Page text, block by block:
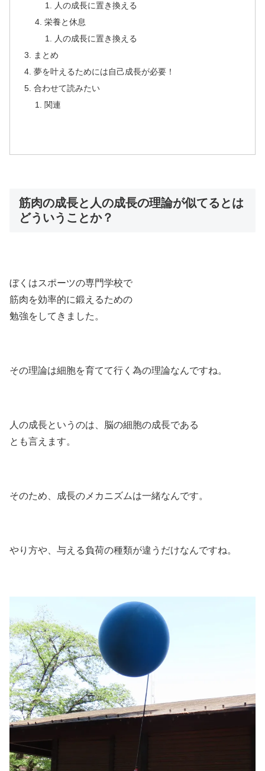
人の成長に置き換える
栄養と休息
人の成長に置き換える
まとめ
夢を叶えるためには自己成長が必要！
合わせて読みたい
関連
筋肉の成長と人の成長の理論が似てるとは
どういうことか？
ぼくはスポーツの専門学校で
筋肉を効率的に鍛えるための
勉強をしてきました。
その理論は細胞を育てて行く為の理論なんですね。
人の成長というのは、脳の細胞の成長である
とも言えます。
そのため、成長のメカニズムは一緒なんです。
やり方や、与える負荷の種類が違うだけなんですね。